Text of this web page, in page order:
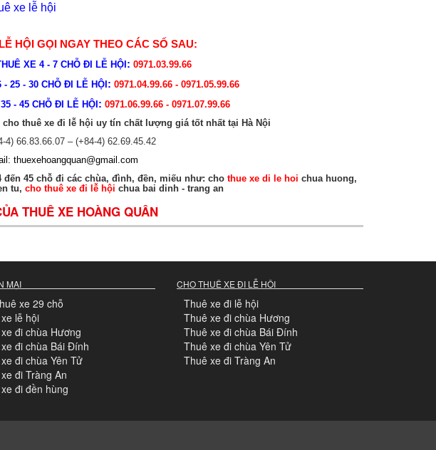
xe lễ hội
HỘIGỌI NGAY THEO CÁC SỐ SAU:
XE 4 - 7 CHỖ ĐI LỄ HỘI : 0971.03.99.66
25 - 30 CHỖ ĐI LỄ HỘI : 0971.04.99.66 - 0971.05.99.66
- 45 CHỖ ĐI LỄ HỘI : 0971.06.99.66 - 0971.07.99.66
cho thuê xe đi lễ hội uy tín chất lượng giá tốt nhất tại Hà Nội
4) 66.83.66.07 – (+84-4) 62.69.45.42
thuexehoangquan@gmail.com
đến 45 chỗ đi các chùa, đình, đền, miếu như: cho thue xe di le hoi chua huong,
tu,cho thuê xe đi lễ hội chua bai dinh - trang an
THUÊ XE HOÀNG QUÂN
MẠI
xe 29 chỗ
lễ hội
đi chùa Hương
đi chùa Bái Đính
đi chùa Yên Tử
đi Tràng An
đi đền hùng
CHO THUÊ XE ĐI LỄ HỘI
Thuê xe đi lễ hội
Thuê xe đi chùa Hương
Thuê xe đi chùa Bái Đính
Thuê xe đi chùa Yên Tử
Thuê xe đi Tràng An